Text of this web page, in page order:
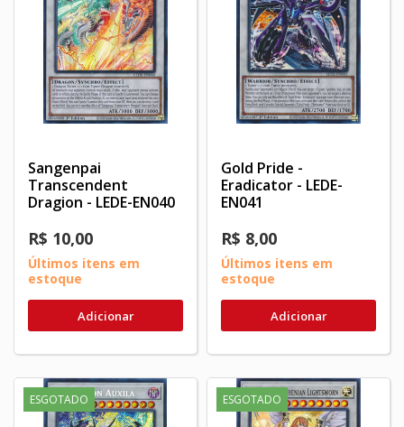
Sangenpai
Transcendent
Dragion - LEDE-EN040
R$ 10,00
Últimos itens em
estoque
Adicionar
Gold Pride -
Eradicator - LEDE-
EN041
R$ 8,00
Últimos itens em
estoque
Adicionar
ESGOTADO ESGOTADO